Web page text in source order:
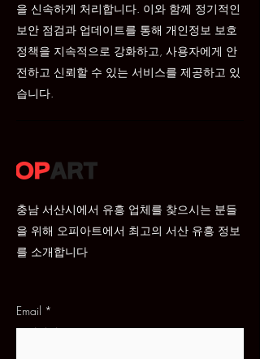
을 신속하게 처리합니다. 이와 함께 정기적인
보안 점검과 업데이트를 통해 개인정보 보호
정책을 지속적으로 강화하고, 사용자에게 안
전하고 신뢰할 수 있는 서비스를 제공하고 있
습니다.
충남 서산시에서 유흥 업체를 찾으시는 분들
을 위해 오피아트에서 최고의 서산 유흥 정보
를 소개합니다
문의하기
Email *